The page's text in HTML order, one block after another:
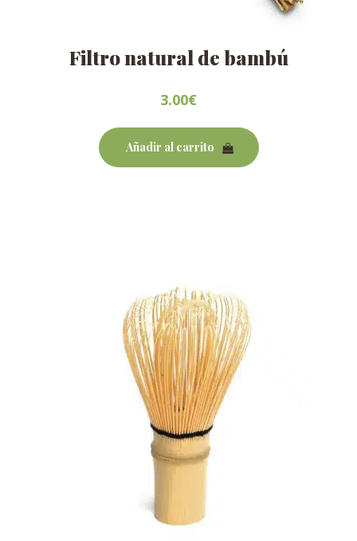
Filtro natural de bambú
3.00€
Añadir al carrito